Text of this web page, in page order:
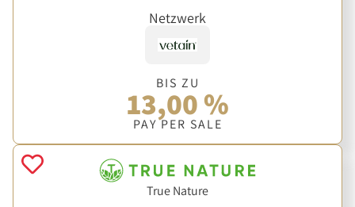
Netzwerk
BIS ZU
13,00 %
PAY PER SALE
True Nature